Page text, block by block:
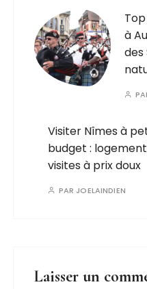
à
Visiter Nîmes à
budget :
visites à prix doux
PAR JOELAINDIEN
Laisser un